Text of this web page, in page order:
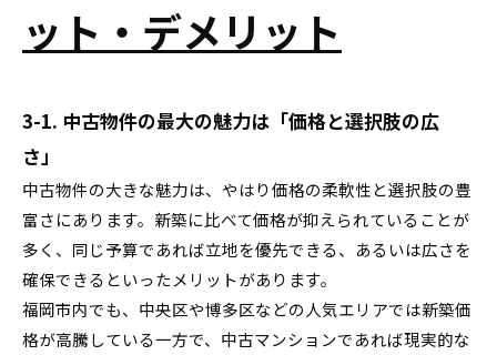
ット・デメリット
3-1. 中古物件の最大の魅力は「価格と選択肢の広
さ」
中古物件の大きな魅力は、やはり価格の柔軟性と選択肢の豊
富さにあります。新築に比べて価格が抑えられていることが
多く、同じ予算であれば立地を優先できる、あるいは広さを
確保できるといったメリットがあります。
福岡市内でも、中央区や博多区などの人気エリアでは新築価
格が高騰している一方で、中古マンションであれば現実的な